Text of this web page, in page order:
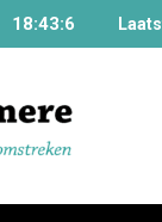
18:43:7